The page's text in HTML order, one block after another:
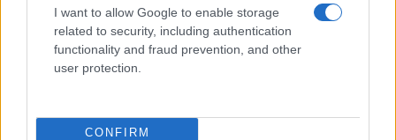
I want to allow Google to enable storage
related to security, including authentication
functionality and fraud prevention, and other
user protection.
CONFIRM
cosa: il rispetto per chi è stato vittima della
criminalità, della malavita, della delinquenza della
mafia. E le frasi della Boccassini non vanno in